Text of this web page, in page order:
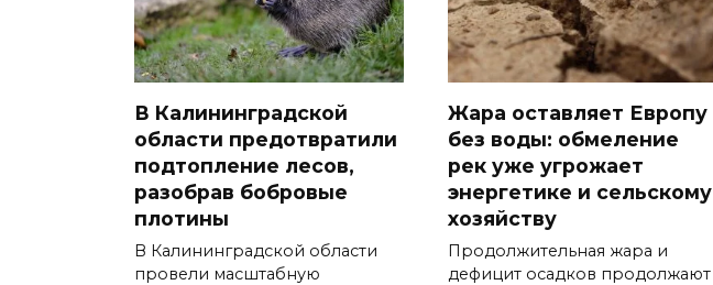
В Калининградской
области предотвратили
подтопление лесов,
разобрав бобровые
плотины
В Калининградской области
провели масштабную
Жара оставляет Европу
без воды: обмеление
рек уже угрожает
энергетике и сельскому
хозяйству
Продолжительная жара и
дефицит осадков продолжают